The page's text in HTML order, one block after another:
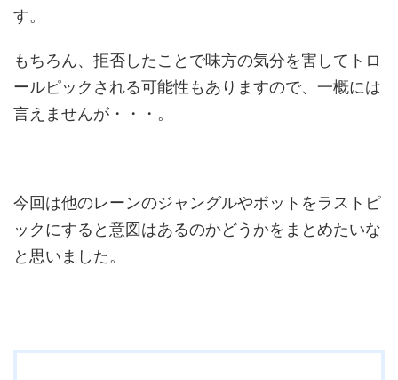
す。
もちろん、拒否したことで味方の気分を害してトロ
ールピックされる可能性もありますので、一概には
言えませんが・・・。
今回は他のレーンのジャングルやボットをラストピ
ックにすると意図はあるのかどうかをまとめたいな
と思いました。